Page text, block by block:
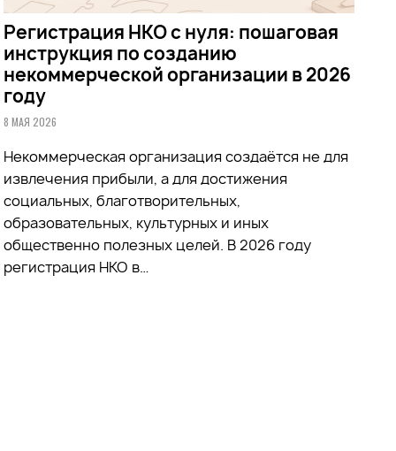
Регистрация НКО с нуля: пошаговая
инструкция по созданию
некоммерческой организации в 2026
году
8 МАЯ 2026
Некоммерческая организация создаётся не для
извлечения прибыли, а для достижения
социальных, благотворительных,
образовательных, культурных и иных
общественно полезных целей. В 2026 году
регистрация НКО в…